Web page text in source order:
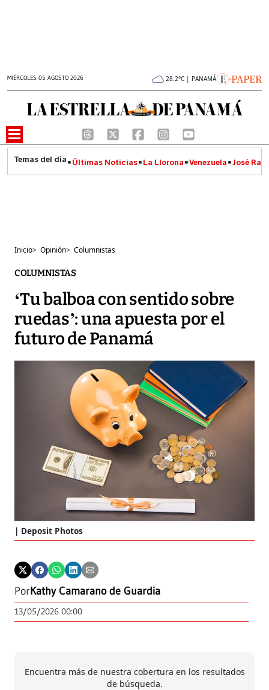
MIÉRCOLES 05 AGOSTO 2026 28.2°C | PANAMÁ
Últimas Noticias La Llorona Venezuela José
Inicio> Opinión> Columnistas
COLUMNISTAS
‘Tu balboa con sentido sobre
ruedas’: una apuesta por el
futuro de Panamá
Deposit Photos
PorKathy Camarano de Guardia
13/05/2026 00:00
Encuentra más de nuestra cobertura en los resultados
de búsqueda.